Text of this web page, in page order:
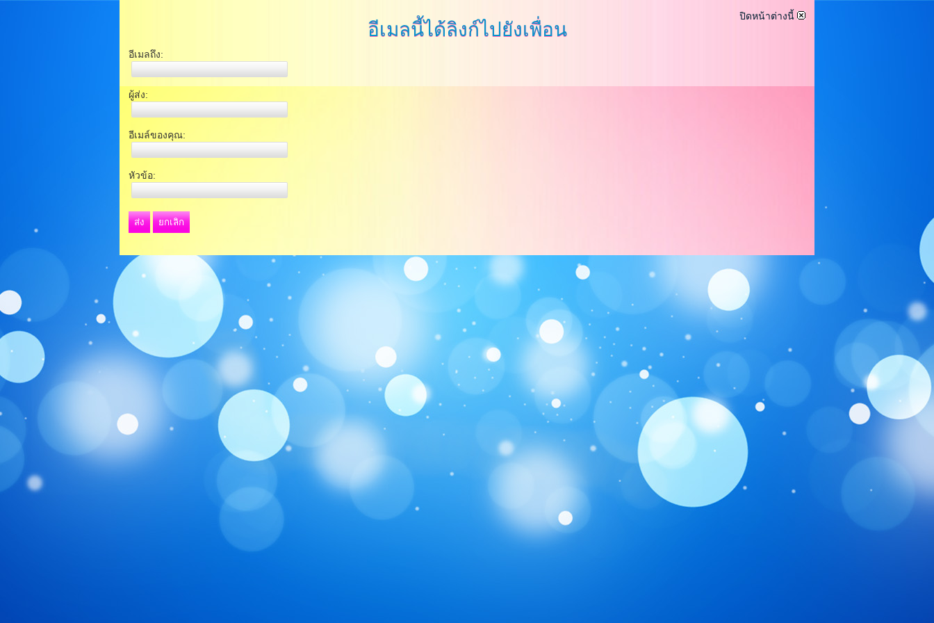
ปิดหน้าต่างนี้
อีเมลนี้ได้ลิงก์ไปยังเพื่อน
อีเมลถึง:
ผู้ส่ง:
อีเมล์ของคุณ:
หัวข้อ:
ส่ง ยกเลิก